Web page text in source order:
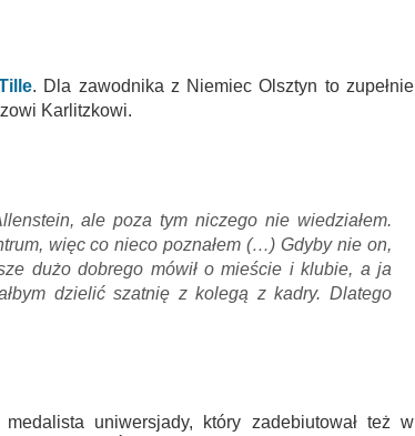
. Dla zawodnika z Niemiec Olsztyn to zupełnie
Karlitzkowi.
ale poza tym niczego nie wiedziałem.
więc co nieco poznałem (…) Gdyby nie on,
dużo dobrego mówił o mieście i klubie, a ja
dzielić szatnię z kolegą z kadry. Dlatego
uniwersjady, który zadebiutował też w